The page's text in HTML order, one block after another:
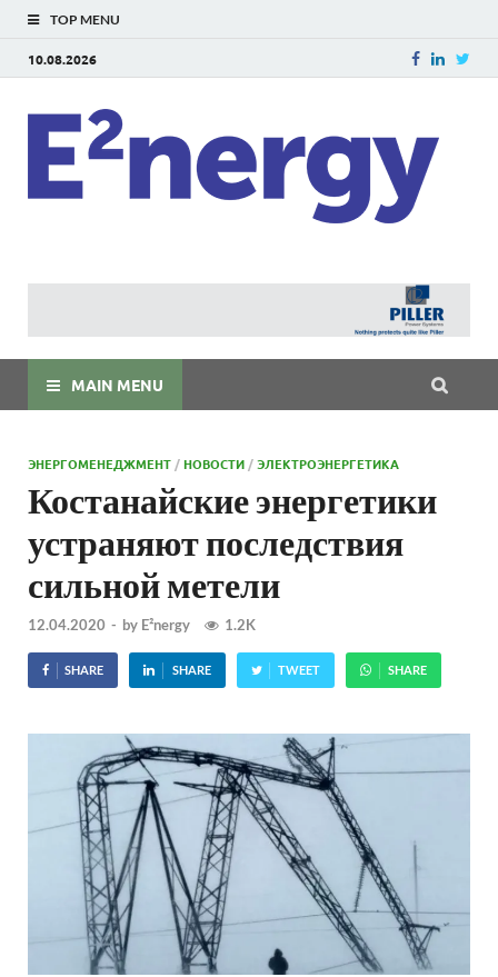
TOP MENU
10.08.2026
MAIN MENU
ЭНЕРГОМЕНЕДЖМЕНТ /НОВОСТИ /ЭЛЕКТРОЭНЕРГЕТИКА
Костанайские энергетики
устраняют последствия
сильной метели
12.04.2020 - by E²nergy 1.2K
SHARE SHARE TWEET SHARE